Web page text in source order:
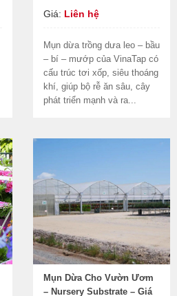
Giá: Liên hệ
Mụn dừa trồng dưa leo – bầu
– bí – mướp của VinaTap có
cấu trúc tơi xốp, siêu thoáng
khí, giúp bộ rễ ăn sâu, cây
phát triển mạnh và ra...
Mụn Dừa Cho Vườn Ươm
– Nursery Substrate – Giá